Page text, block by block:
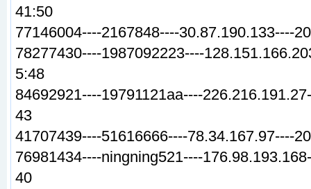
41:50
77146004----2167848----30.87.190.133----
78277430----1987092223----
5:48
84692921----19791121aa----
43
41707439----51616666----78.34.167.97----
76981434----ningning521----
40